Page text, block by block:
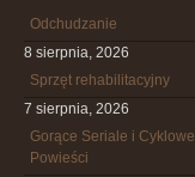
Odchudzanie
8 sierpnia, 2026
Sprzęt rehabilitacyjny
7 sierpnia, 2026
Gorące Seriale i Cyklowe
Powieści